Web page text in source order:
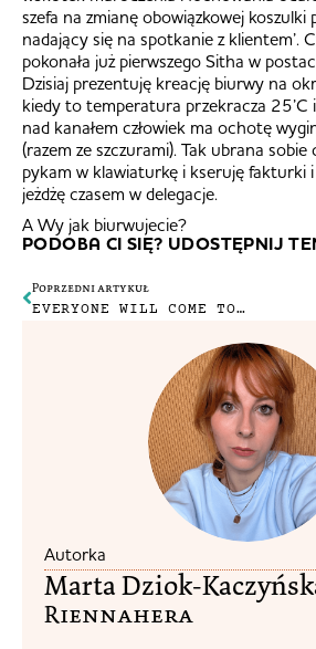
szefa na zmianę obowiązkowej
nadający się na spotkanie z klientem’.
pokonała już pierwszego Sitha w
Dzisiaj prezentuję kreację biurwy na
kiedy to temperatura przekracza 25’C
nad kanałem człowiek ma ochotę
(razem ze szczurami). Tak ubrana
pykam w klawiaturkę i kseruję fakturki
jeżdżę czasem w delegacje.
A Wy jak biurwujecie?
PODOBA CI SIĘ? UDOSTĘPNIJ
Poprzedni artykuł
EVERYONE WILL COME TO MY FUNERAL TO MAKE SURE THAT I STAY DEAD
Autorka
Marta Dziok-
Riennahera​